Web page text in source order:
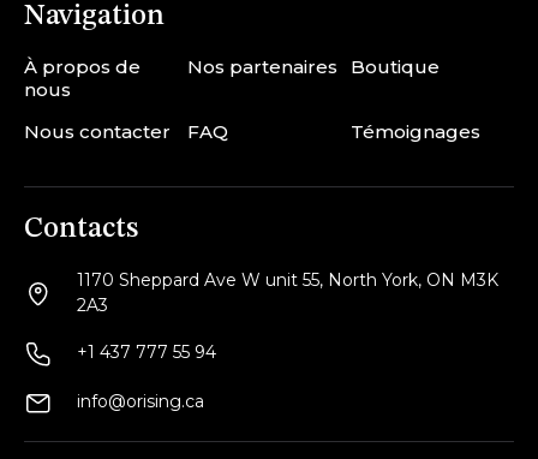
Navigation
À propos de
nous
Nos partenaires Boutique
Nous contacter FAQ Témoignages
Contacts
1170 Sheppard Ave W unit 55, North York, ON M3K
2A3
+1 437 777 55 94
info@orising.ca